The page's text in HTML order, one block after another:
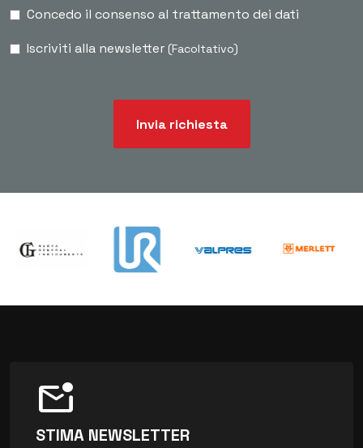
Concedo il consenso al trattamento dei dati
Iscriviti alla newsletter (Facoltativo)
Invia richiesta
mark_email_unread
STIMA NEWSLETTER